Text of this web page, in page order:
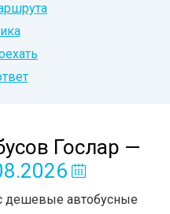
Гослар —
дешевые автобусные